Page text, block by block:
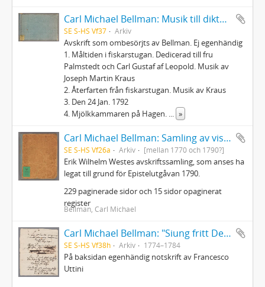
Carl Michael Bellman: Musik till dikter av C.M. Bellman med ord mellan notskriften
SE S-HS Vf37 Arkiv
Avskrift som ombesörjts av Bellman. Ej egenhändig
1. Måltiden i fiskarstugan. Dedicerad till fru
Palmstedt och Carl Gustaf af Leopold. Musik av
Joseph Martin Kraus
2. Återfarten från fiskarstugan. Musik av Kraus
3. Den 24 Jan. 1792
4. Mjölkkammaren på Hagen. ... »
Carl Michael Bellman: Samling av visor och mindre poemer
SE S-HS Vf26a Arkiv [mellan 1770 och 1790?]
Erik Wilhelm Westes avskriftssamling, som anses ha
legat till grund för Epistelutgåvan 1790.
229 paginerade sidor och 15 sidor opaginerat
register
Bellman, Carl Michael
Carl Michael Bellman: "Siung fritt Dens Skål wid cyperwin ... "
SE S-HS Vf38h Arkiv 1774–1784
På baksidan egenhändig notskrift av Francesco
Uttini